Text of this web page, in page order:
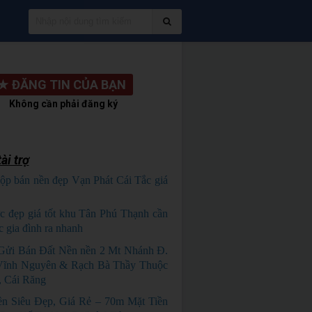
ĐĂNG TIN CỦA BẠN
Không cần phải đăng ký
trợ
bán nền đẹp Vạn Phát Cái Tắc giá
đẹp giá tốt khu Tân Phú Thạnh cần
gia đình ra nhanh
Bán Đất Nền nền 2 Mt Nhánh Đ.
Nguyên & Rạch Bà Thầy Thuộc
Cái Răng
Siêu Đẹp, Giá Rẻ – 70m Mặt Tiền